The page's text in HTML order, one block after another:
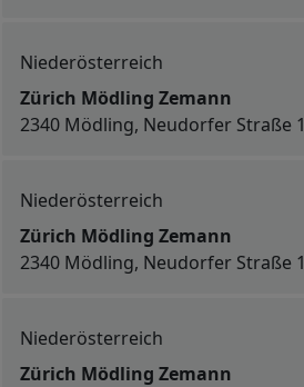
Niederösterreich
Zürich Mödling Zemann
2340 Mödling, Neudorfer Straße 1
Niederösterreich
Zürich Mödling Zemann
2340 Mödling, Neudorfer Straße 1
Niederösterreich
Zürich Mödling Zemann